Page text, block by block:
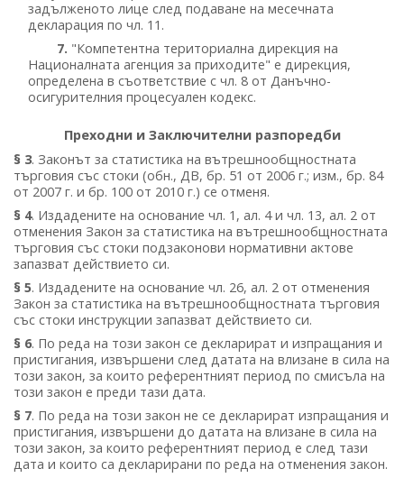
задълженото лице след подаване на месечната
декларация по чл. 11.
7. "Компетентна териториална дирекция на
Националната агенция за приходите" е дирекция,
определена в съответствие с чл. 8 от Данъчно-
осигурителния процесуален кодекс.
Преходни и Заключителни разпоредби
§ 3. Законът за статистика на вътрешнообщностната
търговия със стоки (обн., ДВ, бр. 51 от 2006 г.; изм., бр. 84
от 2007 г. и бр. 100 от 2010 г.) се отменя.
§ 4. Издадените на основание чл. 1, ал. 4 и чл. 13, ал. 2 от
отменения Закон за статистика на вътрешнообщностната
търговия със стоки подзаконови нормативни актове
запазват действието си.
§ 5. Издадените на основание чл. 26, ал. 2 от отменения
Закон за статистика на вътрешнообщностната търговия
със стоки инструкции запазват действието си.
§ 6. По реда на този закон се декларират и изпращания и
пристигания, извършени след датата на влизане в сила на
този закон, за които референтният период по смисъла на
този закон е преди тази дата.
§ 7. По реда на този закон не се декларират изпращания и
пристигания, извършени до датата на влизане в сила на
този закон, за които референтният период е след тази
дата и които са декларирани по реда на отменения закон.